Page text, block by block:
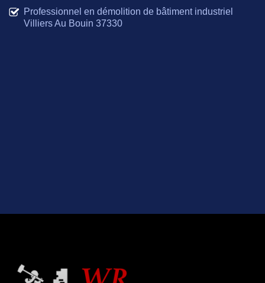
Professionnel en démolition de bâtiment industriel
Villiers Au Bouin 37330